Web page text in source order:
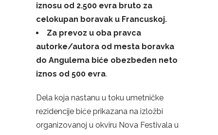
iznosu od 2.500 evra bruto za
celokupan boravak u Francuskoj.
Za prevoz u oba pravca
autorke/autora od mesta boravka
do Angulema biće obezbeđen neto
iznos od 500 evra.
Dela koja nastanu u toku umetničke
rezidencije biće prikazana na izložbi
organizovanoj u okviru Nova Festivala u